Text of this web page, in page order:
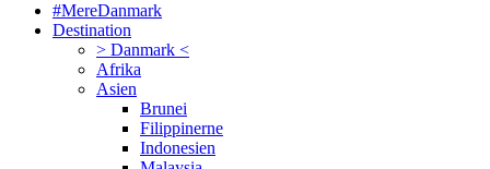
#MereDanmark
Destination
> Danmark <
Afrika
Asien
Brunei
Filippinerne
Indonesien